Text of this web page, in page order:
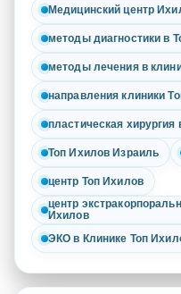
Медицинский центр
методы диагностики в
методы лечения в
направления клиники
пластическая хирургия
Топ Ихилов Израиль
центр Топ Ихилов
центр
Ихилов
ЭКО в Клинике Топ